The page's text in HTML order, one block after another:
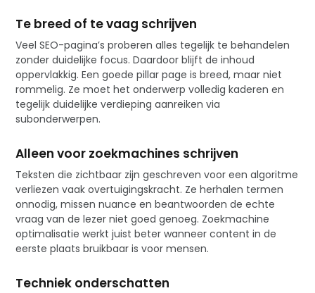
Te breed of te vaag schrijven
Veel SEO-pagina’s proberen alles tegelijk te behandelen
zonder duidelijke focus. Daardoor blijft de inhoud
oppervlakkig. Een goede pillar page is breed, maar niet
rommelig. Ze moet het onderwerp volledig kaderen en
tegelijk duidelijke verdieping aanreiken via
subonderwerpen.
Alleen voor zoekmachines schrijven
Teksten die zichtbaar zijn geschreven voor een algoritme
verliezen vaak overtuigingskracht. Ze herhalen termen
onnodig, missen nuance en beantwoorden de echte
vraag van de lezer niet goed genoeg. Zoekmachine
optimalisatie werkt juist beter wanneer content in de
eerste plaats bruikbaar is voor mensen.
Techniek onderschatten